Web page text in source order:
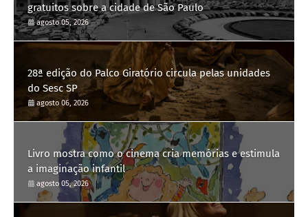
gratuitos sobre a cidade de São Paulo
agosto 05, 2026
28ª edição do Palco Giratório circula pelas unidades
do Sesc SP
agosto 06, 2026
Livro mostra como o cinema cria memórias e estimula
a imaginação infantil
agosto 05, 2026